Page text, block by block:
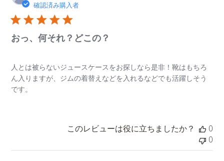
確認済み購入者
おっ、何それ？どこの？
人とは被らないジュースケースをお探しなら是非！靴はもちろ
ん入りますが、ジムの着替えなどを入れるなどでも活躍しそう
です。
このレビューは役に立ちましたか？
0
0